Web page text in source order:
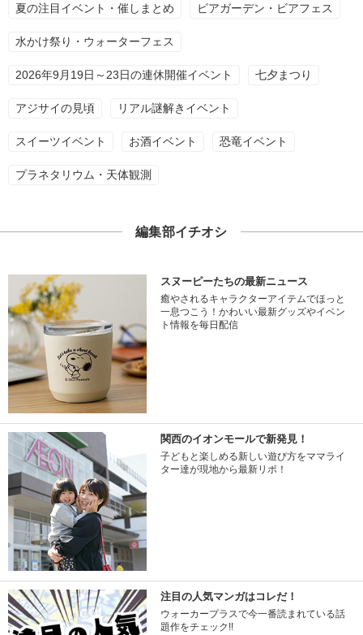
夏の注目イベント・催しまとめ ビアガーデン・ビアフェス
水かけ祭り・ウォーターフェス
2026年9月19日～23日の連休開催イベント 七夕まつり
アジサイの見頃 リアル謎解きイベント
スイーツイベント お酒イベント 恐竜イベント
プラネタリウム・天体観測
編集部イチオシ
スヌーピーたちの最新ニュース
癒やされるキャラクターアイテムでほっと
一息つこう！かわいい最新グッズやイベン
ト情報を毎日配信
関西のイオンモールで新発見！
子どもと楽しめる新しい遊び方をママライ
ター達が現地から最新リポ！
注目の人気マンガはコレだ！
ウォーカープラスで今一番読まれている話
題作をチェック!!